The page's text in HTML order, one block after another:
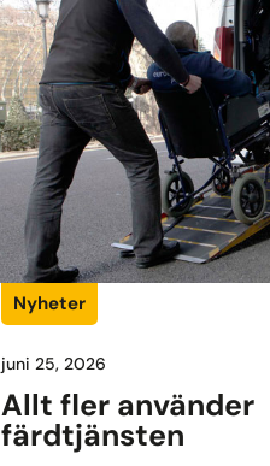
Nyheter
juni 25, 2026
Allt fler använder
färdtjänsten